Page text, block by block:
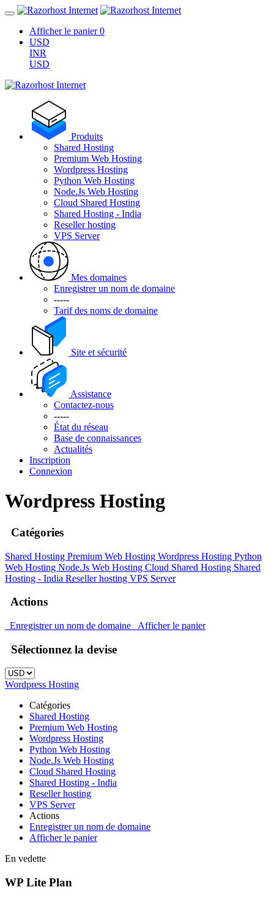
Afficher le panier0
USD
INR
USD
Produits
Shared Hosting
Premium Web Hosting
Wordpress Hosting
Python Web Hosting
Node.Js Web Hosting
Cloud Shared Hosting
Shared Hosting - India
Reseller hosting
VPS Server
Mes domaines
Enregistrer un nom de domaine
-----
Tarif des noms de domaine
Site et sécurité
Assistance
Contactez-nous
-----
État du réseau
Base de connaissances
Actualités
Inscription
Connexion
Wordpress Hosting
Catégories
Shared Hosting Premium Web Hosting Wordpress Hosting Python
Web Hosting Node.Js Web Hosting Cloud Shared Hosting Shared
Hosting - India Reseller hosting VPS Server
Actions
Enregistrer un nom de domaine Afficher le panier
Sélectionnez la devise
Wordpress Hosting
Catégories
Shared Hosting
Premium Web Hosting
Wordpress Hosting
Python Web Hosting
Node.Js Web Hosting
Cloud Shared Hosting
Shared Hosting - India
Reseller hosting
VPS Server
Actions
Enregistrer un nom de domaine
Afficher le panier
En vedette
WP Lite Plan